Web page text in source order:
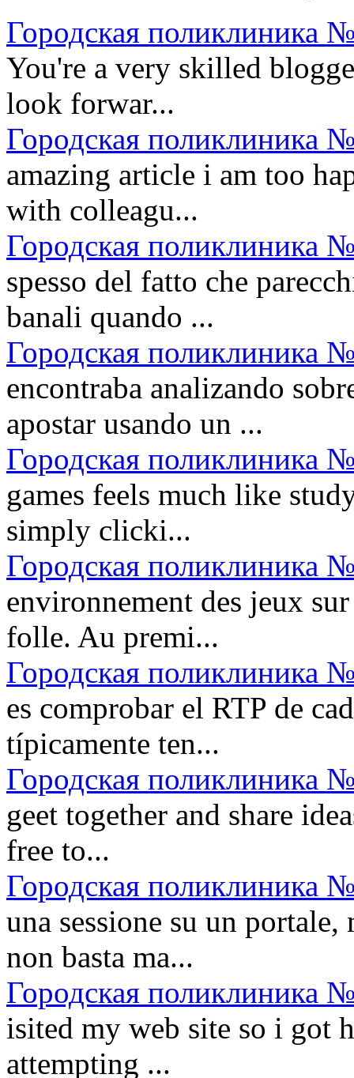
Городская поликлиника
You're a very skilled
look forwar...
Городская поликлиника
amazing article i am too
with colleagu...
Городская поликлиника
spesso del fatto che
banali quando ...
Городская поликлиника
encontraba analizando
apostar usando un ...
Городская поликлиника
games feels much like
simply clicki...
Городская поликлиника
environnement des jeux
folle. Au premi...
Городская поликлиника
es comprobar el RTP de
típicamente ten...
Городская поликлиника
geet together and share
free to...
Городская поликлиника
una sessione su un
non basta ma...
Городская поликлиника
isited my web site so i got
attempting ...